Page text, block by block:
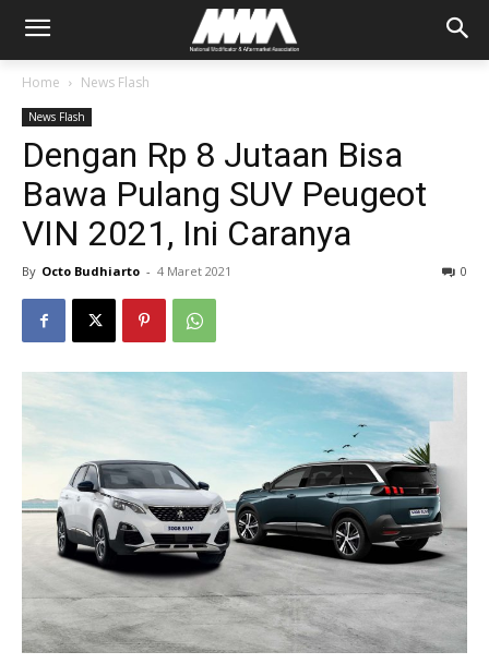
Home News Flash
News Flash
Dengan Rp 8 Jutaan Bisa
Bawa Pulang SUV Peugeot
VIN 2021, Ini Caranya
By Octo Budhiarto - 4 Maret 2021 0